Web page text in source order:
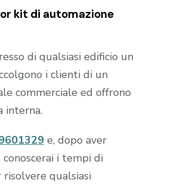
kit di automazione
di qualsiasi edificio un
i clienti di un
commerciale ed offrono
interna.
e, dopo aver
i tempi di
qualsiasi